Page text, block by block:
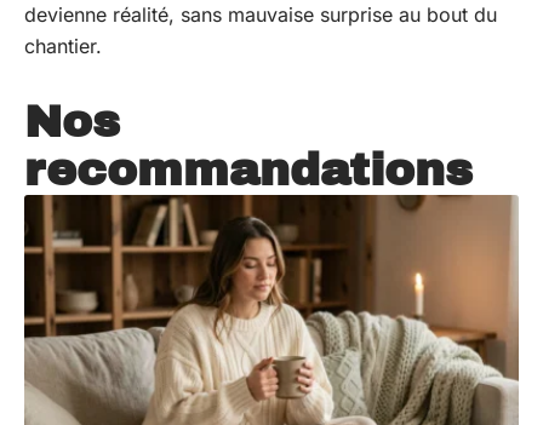
devienne réalité, sans mauvaise surprise au bout du
chantier.
Nos
recommandations